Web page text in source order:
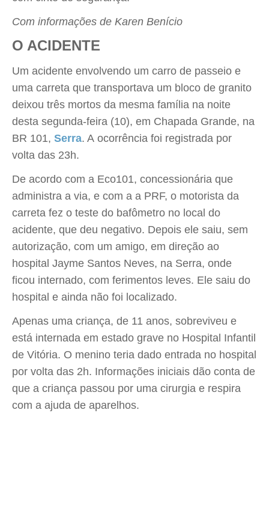
Com informações de Karen Benício
O ACIDENTE
Um acidente envolvendo um carro de passeio e
uma carreta que transportava um bloco de granito
deixou três mortos da mesma família na noite
desta segunda-feira (10), em Chapada Grande, na
BR 101, Serra. A ocorrência foi registrada por
volta das 23h.
De acordo com a Eco101, concessionária que
administra a via, e com a a PRF, o motorista da
carreta fez o teste do bafômetro no local do
acidente, que deu negativo. Depois ele saiu, sem
autorização, com um amigo, em direção ao
hospital Jayme Santos Neves, na Serra, onde
ficou internado, com ferimentos leves. Ele saiu do
hospital e ainda não foi localizado.
Apenas uma criança, de 11 anos, sobreviveu e
está internada em estado grave no Hospital Infantil
de Vitória. O menino teria dado entrada no hospital
por volta das 2h. Informações iniciais dão conta de
que a criança passou por uma cirurgia e respira
com a ajuda de aparelhos.